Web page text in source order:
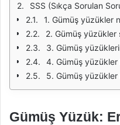
SSS (Sıkça Sorulan
1. Gümüş yüzükler
2. Gümüş yüzükler
3. Gümüş
4. Gümüş yüzükler
5. Gümüş yüzükler
Gümüş Yüzük: